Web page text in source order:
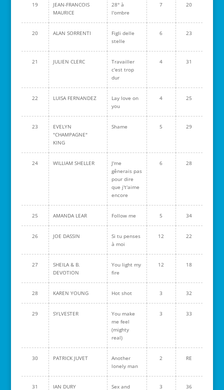
19
JEAN-FRANCOIS
MAURICE
28° à
l'ombre
7 20
20 ALAN SORRENTI
Figli delle
stelle
6 23
21 JULIEN CLERC
Travailler
c'est trop
dur
4 31
22 LUISA FERNANDEZ
Lay love on
you
4 25
23
EVELYN
"CHAMPAGNE"
KING
Shame 5 29
24 WILLIAM SHELLER
J'me
gênerais pas
pour dire
que j't'aime
encore
6 28
25 AMANDA LEAR Follow me 5 34
26 JOE DASSIN
Si tu penses
à moi
12 22
27
SHEILA & B.
DEVOTION
You light my
fire
12 18
28 KAREN YOUNG Hot shot 3 32
29 SYLVESTER
You make
me feel
(mighty
real)
3 33
30 PATRICK JUVET
Another
lonely man
2 RE
31 IAN DURY Sex and 3 36